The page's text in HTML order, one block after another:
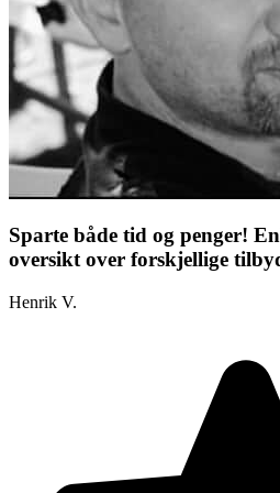
Sparte både tid og penger!
oversikt over forskjellige
Henrik V.